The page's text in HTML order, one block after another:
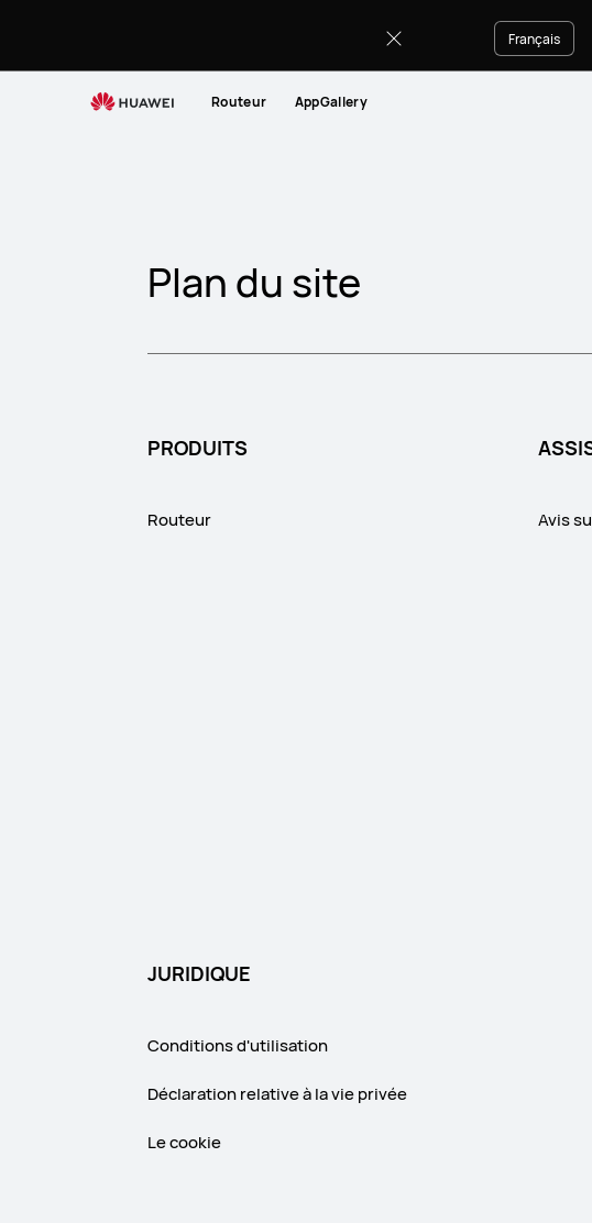
Français
Routeur AppGallery
Plan du site
PRODUITS
Routeur Avis
JURIDIQUE
Conditions d'utilisation
Déclaration relative à la vie privée
Le cookie